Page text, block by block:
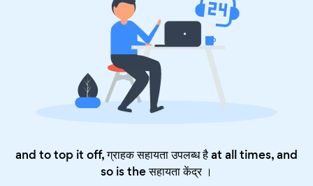
and to top it off, ग्राहक सहायता उपलब्ध है at all times, and
so is theसहायता केंद्र।